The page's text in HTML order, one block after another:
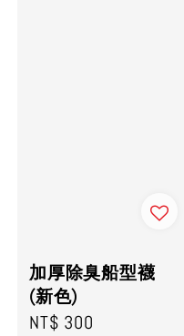
加厚除臭船型襪
(新色)
Regular
NT$ 300